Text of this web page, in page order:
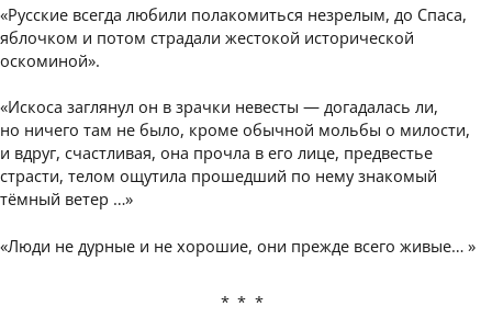
«Русские всегда любили полакомиться незрелым, до Спаса,
яблочком и потом страдали жестокой исторической
оскоминой».
«Искоса заглянул он в зрачки невесты — догадалась ли,
но ничего там не было, кроме обычной мольбы о милости,
и вдруг, счастливая, она прочла в его лице, предвестье
страсти, телом ощутила прошедший по нему знакомый
тёмный ветер …»
«Люди не дурные и не хорошие, они прежде всего живые… »
***